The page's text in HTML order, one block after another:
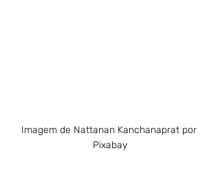
Imagem de Nattanan Kanchanaprat por
Pixabay